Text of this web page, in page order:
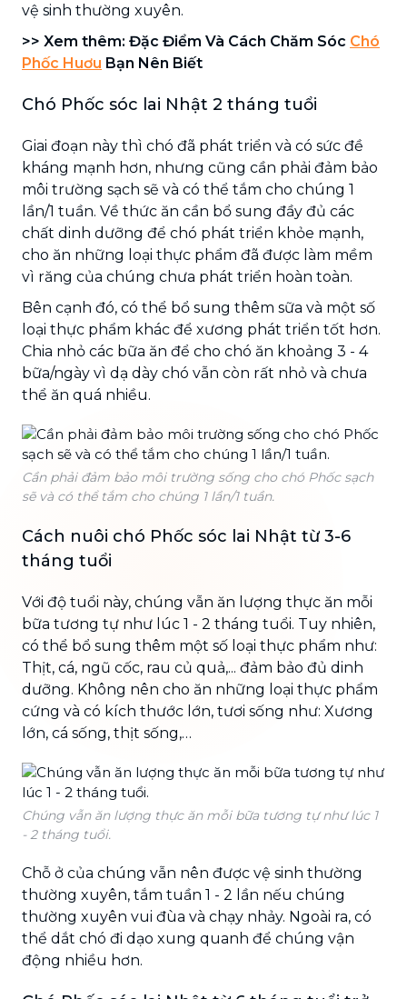
vệ sinh thường xuyên.
>> Xem thêm: Đặc Điểm Và Cách Chăm Sóc Chó
Phốc Huơu Bạn Nên Biết
Chó Phốc sóc lai Nhật 2 tháng tuổi
Giai đoạn này thì chó đã phát triển và có sức đề
kháng mạnh hơn, nhưng cũng cần phải đảm bảo
môi trường sạch sẽ và có thể tắm cho chúng 1
lần/1 tuần. Về thức ăn cần bổ sung đầy đủ các
chất dinh dưỡng để chó phát triển khỏe mạnh,
cho ăn những loại thực phẩm đã được làm mềm
vì răng của chúng chưa phát triển hoàn toàn.
Bên cạnh đó, có thể bổ sung thêm sữa và một số
loại thực phẩm khác để xương phát triển tốt hơn.
Chia nhỏ các bữa ăn để cho chó ăn khoảng 3 - 4
bữa/ngày vì dạ dày chó vẫn còn rất nhỏ và chưa
thể ăn quá nhiều.
Cần phải đảm bảo môi trường sống cho chó Phốc sạch
sẽ và có thể tắm cho chúng 1 lần/1 tuần.
Cách nuôi chó Phốc sóc lai Nhật từ 3-6
tháng tuổi
Với độ tuổi này, chúng vẫn ăn lượng thực ăn mỗi
bữa tương tự như lúc 1 - 2 tháng tuổi. Tuy nhiên,
có thể bổ sung thêm một số loại thực phẩm như:
Thịt, cá, ngũ cốc, rau củ quả,... đảm bảo đủ dinh
dưỡng. Không nên cho ăn những loại thực phẩm
cứng và có kích thước lớn, tươi sống như: Xương
lớn, cá sống, thịt sống,…
Chúng vẫn ăn lượng thực ăn mỗi bữa tương tự như lúc 1
- 2 tháng tuổi.
Chỗ ở của chúng vẫn nên được vệ sinh thường
thường xuyên, tắm tuần 1 - 2 lần nếu chúng
thường xuyên vui đùa và chạy nhảy. Ngoài ra, có
thể dắt chó đi dạo xung quanh để chúng vận
động nhiều hơn.